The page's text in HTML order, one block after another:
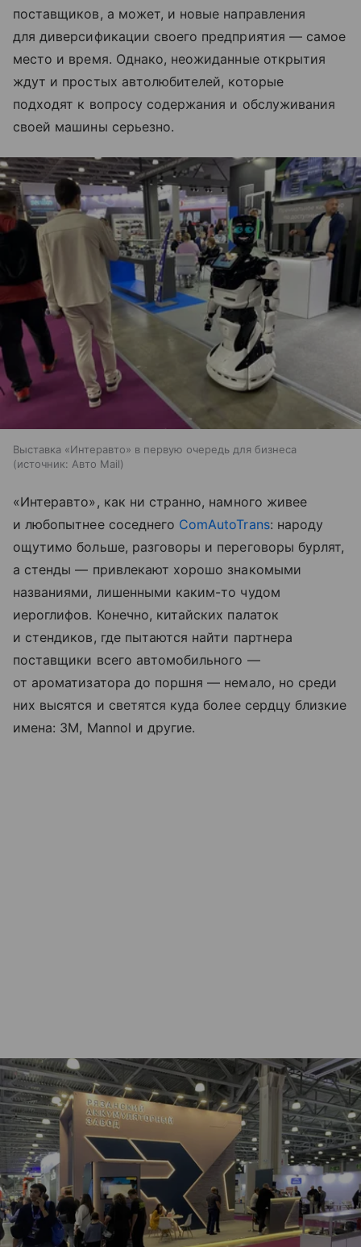
поставщиков, а может, и новые направления
для диверсификации своего предприятия — самое
место и время. Однако, неожиданные открытия
ждут и простых автолюбителей, которые
подходят к вопросу содержания и обслуживания
своей машины серьезно.
Выставка «Интеравто» в первую очередь для бизнеса
источник: Авто Mail
«Интеравто», как ни странно, намного живее
и любопытнее соседнего ComAutoTrans: народу
ощутимо больше, разговоры и переговоры бурлят,
а стенды — привлекают хорошо знакомыми
названиями, лишенными каким-то чудом
иероглифов. Конечно, китайских палаток
и стендиков, где пытаются найти партнера
поставщики всего автомобильного —
от ароматизатора до поршня — немало, но среди
них высятся и светятся куда более сердцу близкие
имена: 3M, Mannol и другие.